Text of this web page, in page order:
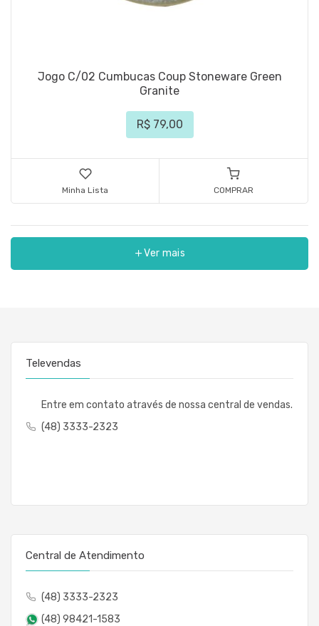
Jogo C/02 Cumbucas Coup Stoneware Green
Granite
R$ 79,00
Minha Lista COMPRAR
Ver mais
Televendas
Entre em contato através de nossa central de vendas.
(48) 3333-2323
Central de Atendimento
(48) 3333-2323
(48) 98421-1583